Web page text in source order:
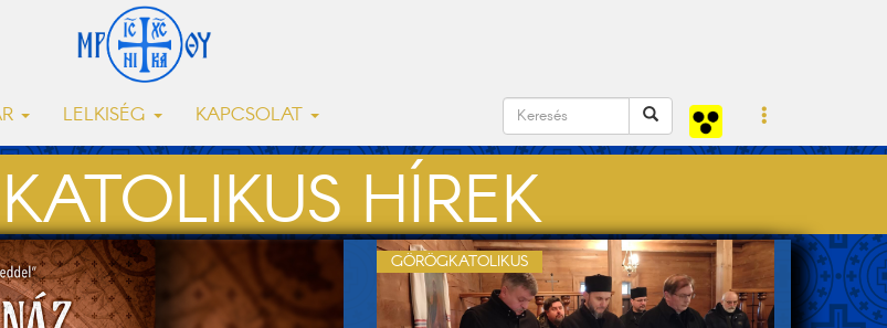
LELKISÉG KAPCSOLAT
HÍREK
GÖRÖGKATOLIKUS